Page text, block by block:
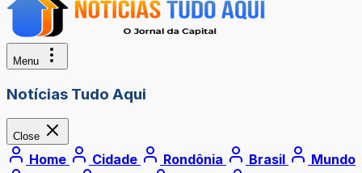
Menu
Notícias Tudo Aqui
Close
Home Cidade Rondônia Brasil
Mundo